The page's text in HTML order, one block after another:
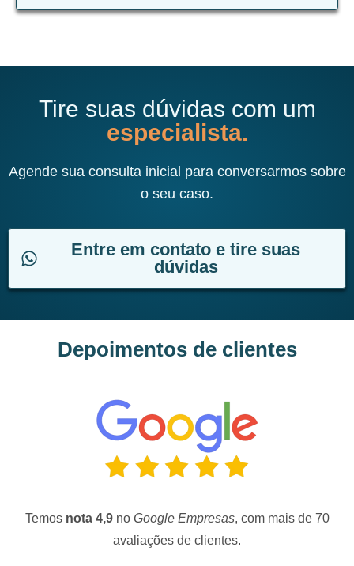
Tire suas dúvidas com um
especialista.
Agende sua consulta inicial para conversarmos sobre
o seu caso.
Entre em contato e tire suas
dúvidas
Depoimentos de clientes
Temos nota 4,9 no Google Empresas, com mais de 70
avaliações de clientes.